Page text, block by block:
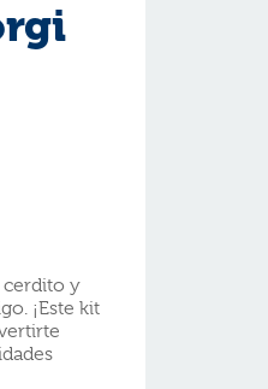
cerdito y
¡Este kit